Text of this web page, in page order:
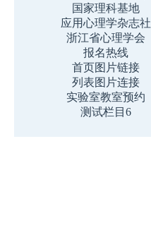
国家理科基地
应用心理学杂志社
浙江省心理学会
报名热线
首页图片链接
列表图片连接
实验室教室预约
测试栏目6